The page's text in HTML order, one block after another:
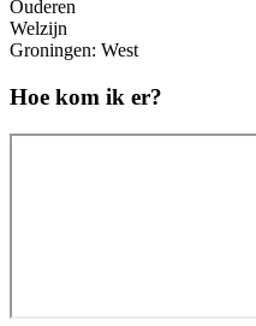
Ouderen
Welzijn
Groningen: West
Hoe kom ik er?